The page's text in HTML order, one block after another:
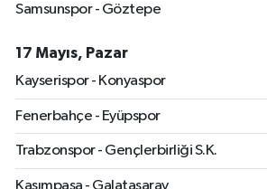
Samsunspor - Göztepe
17 Mayıs, Pazar
Kayserispor - Konyaspor
Fenerbahçe - Eyüpspor
Trabzonspor - Gençlerbirliği S.K.
Kasımpaşa - Galatasaray